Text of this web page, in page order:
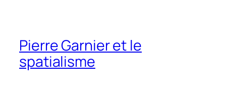
Pierre Garnier et le
spatialisme